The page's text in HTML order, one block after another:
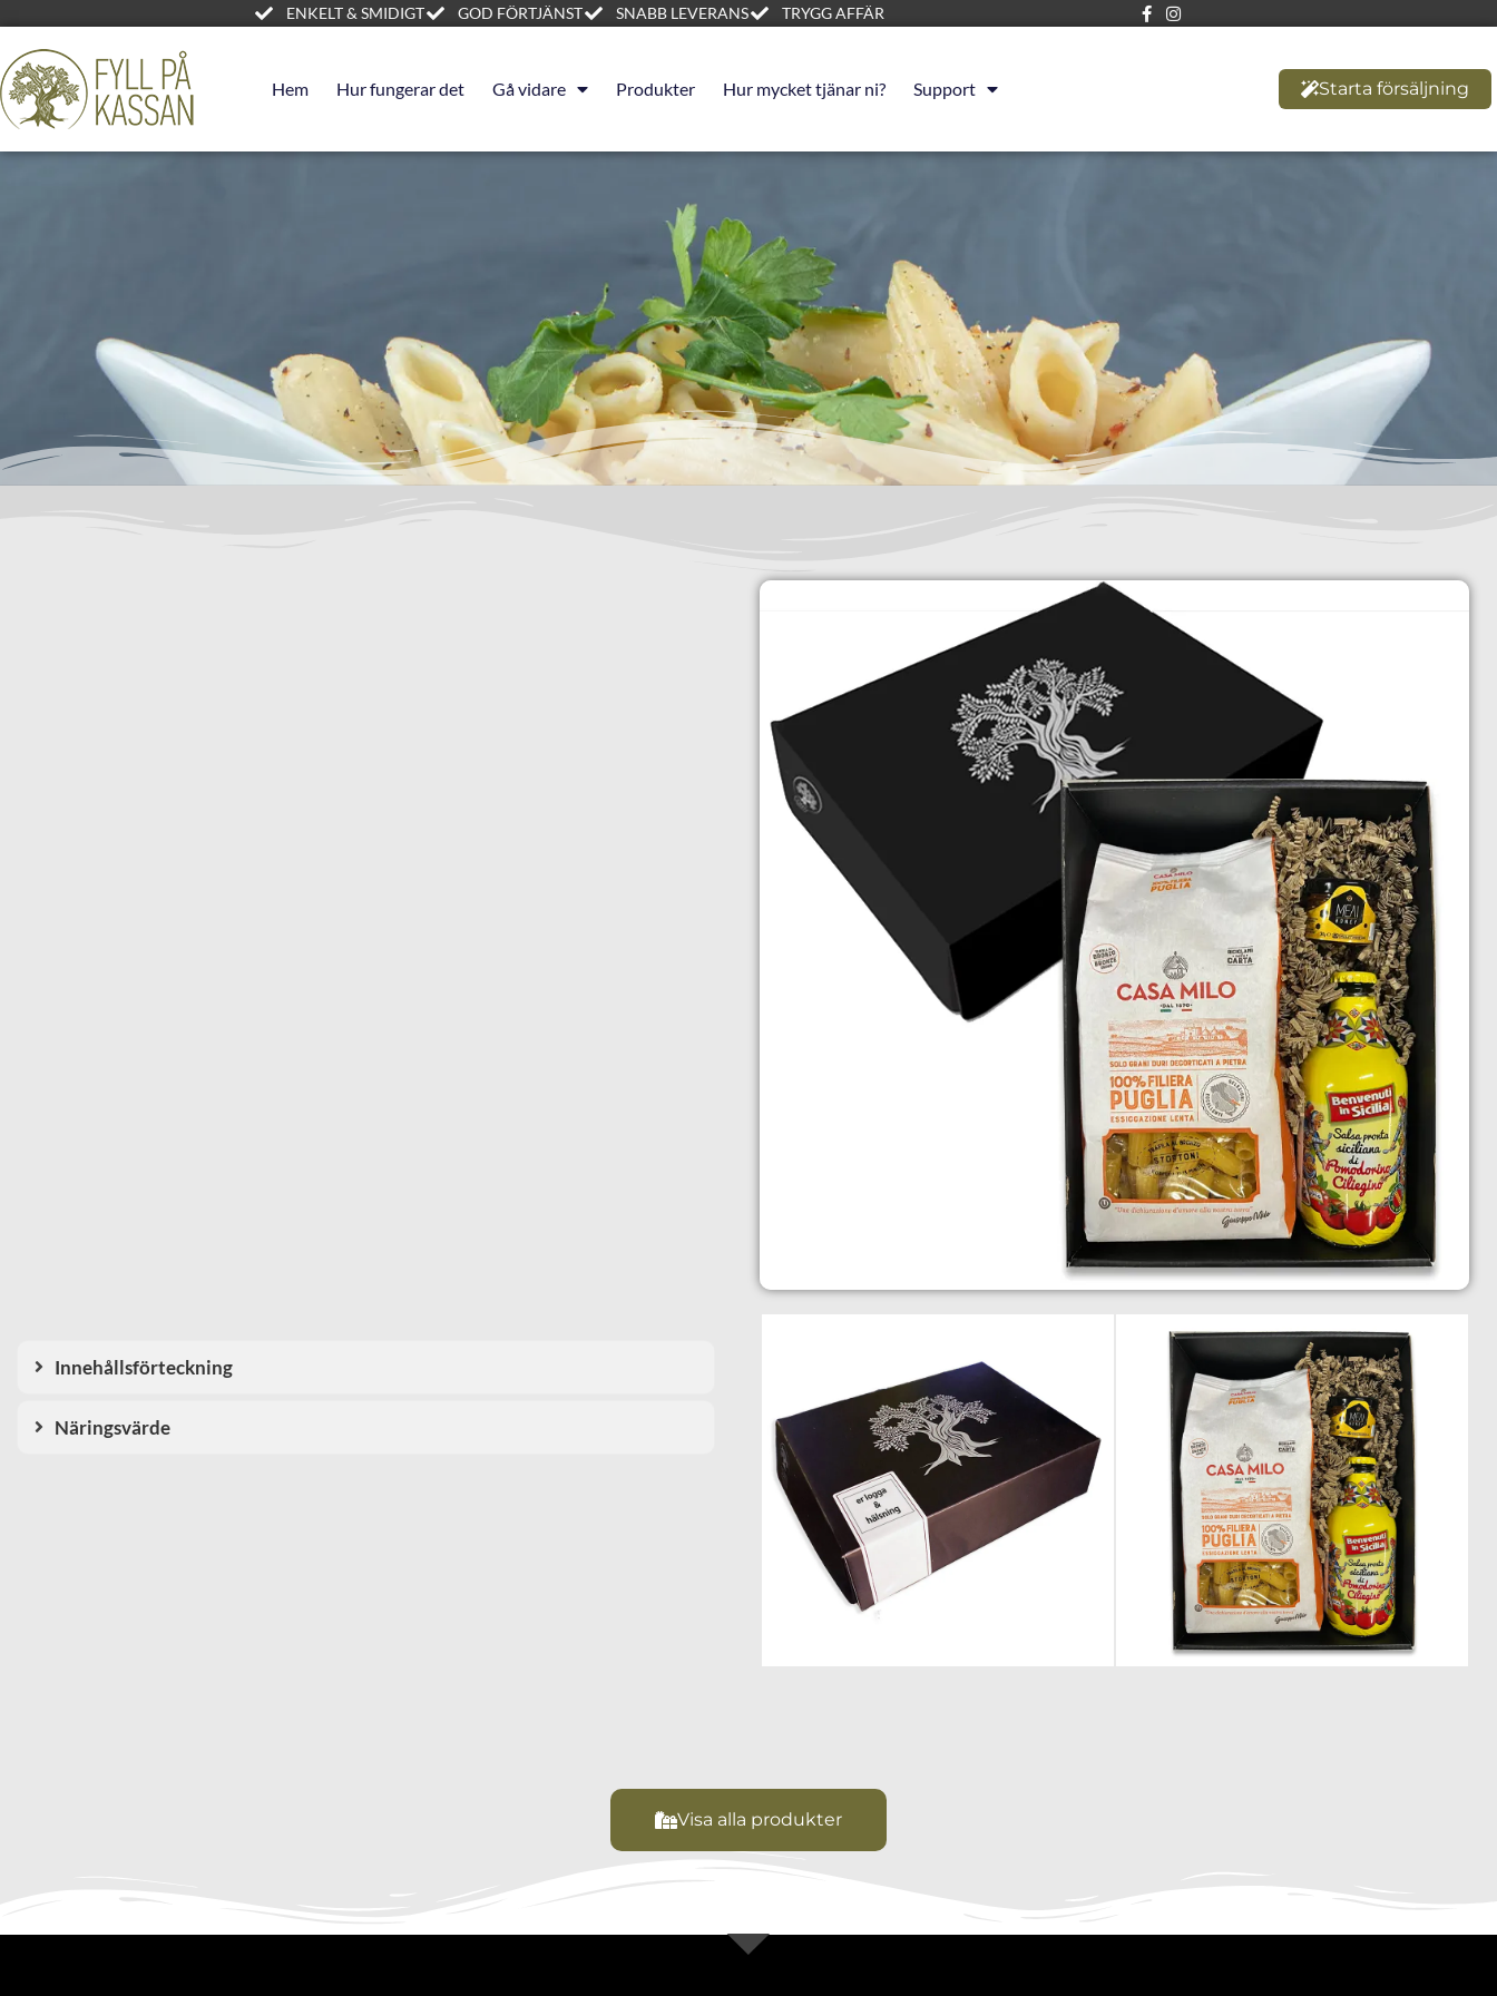
innehåll
ENKELT & SMIDIGT GOD FÖRTJÄNST SNABB LEVERANS TRYGG AFFÄR
Hem Hur fungerar det Gå vidare Produkter Hur mycket tjänar ni? Support Starta försäljning
Hem Produkter pastabox
Innehållsförteckning
Näringsvärde
Visa alla produkter